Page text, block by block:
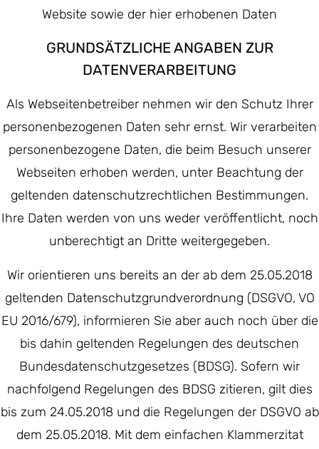
Website sowie der hier erhobenen Daten
GRUNDSÄTZLICHE ANGABEN ZUR
DATENVERARBEITUNG
Als Webseitenbetreiber nehmen wir den Schutz Ihrer
personenbezogenen Daten sehr ernst. Wir verarbeiten
personenbezogene Daten, die beim Besuch unserer
Webseiten erhoben werden, unter Beachtung der
geltenden datenschutzrechtlichen Bestimmungen.
Ihre Daten werden von uns weder veröffentlicht, noch
unberechtigt an Dritte weitergegeben.
Wir orientieren uns bereits an der ab dem 25.05.2018
geltenden Datenschutzgrundverordnung (DSGVO, VO
EU 2016/679), informieren Sie aber auch noch über die
bis dahin geltenden Regelungen des deutschen
Bundesdatenschutzgesetzes (BDSG). Sofern wir
nachfolgend Regelungen des BDSG zitieren, gilt dies
bis zum 24.05.2018 und die Regelungen der DSGVO ab
dem 25.05.2018. Mit dem einfachen Klammerzitat